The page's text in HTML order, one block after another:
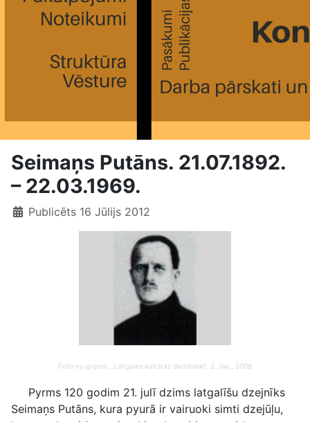
Seimaņs Putāns. 21.07.1892.
– 22.03.1969.
Publicēts 16 Jūlijs 2012
Foto nu gruom. „Latgales kultūras darbinieki”, 2. siej., 2008
Pyrms 120 godim 21. julī dzims latgalīšu dzejnīks
Seimaņs Putāns, kura pyurā ir vairuoki simti dzejūļu,